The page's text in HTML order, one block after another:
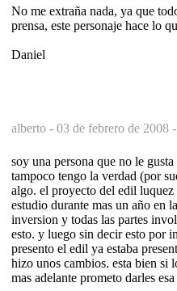
No me extraña nada, ya que
prensa, este personaje hace lo
Daniel
alberto - 03 de febrero de 2008
soy una persona que no le
tampoco tengo la verdad (por
algo. el proyecto del edil luquez
estudio durante mas un año en
inversion y todas las partes
esto. y luego sin decir esto por
presento el edil ya estaba
hizo unos cambios. esta bien si
mas adelante prometo darles